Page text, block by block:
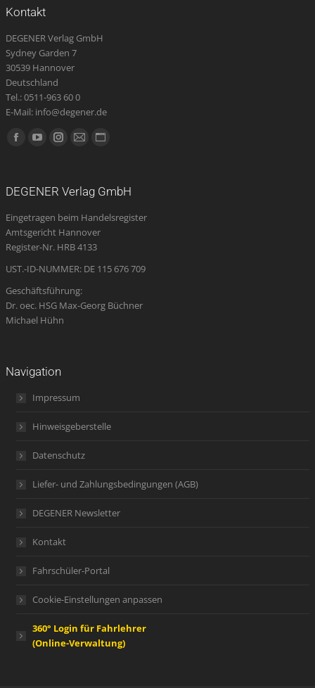
Kontakt
DEGENER Verlag GmbH
Sydney Garden 7
30539 Hannover
Deutschland
Tel.: 0511-963 60 0
E-Mail: info@degener.de
Finden Sie uns auf:
Facebook
new
window
YouTube
new
window
Instagram
new
window
E-
opens
in
new
Website
new
DEGENER Verlag GmbH
Eingetragen beim Handelsregister
Amtsgericht Hannover
Register-Nr. HRB 4133
UST.-ID-NUMMER: DE 115 676 709
Geschäftsführung:
Dr. oec. HSG Max-Georg Büchner
Michael Hühn
Navigation
Impressum
Hinweisgeberstelle
Datenschutz
Liefer- und Zahlungsbedingungen (AGB)
DEGENER Newsletter
Kontakt
Fahrschüler-Portal
Cookie-Einstellungen anpassen
360° Login für Fahrlehrer
(Online-Verwaltung)